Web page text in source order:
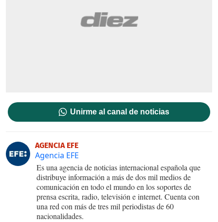
Unirme al canal de noticias
AGENCIA EFE
Agencia EFE
Es una agencia de noticias internacional española que
distribuye información a más de dos mil medios de
comunicación en todo el mundo en los soportes de
prensa escrita, radio, televisión e internet. Cuenta con
una red con más de tres mil periodistas de 60
nacionalidades.